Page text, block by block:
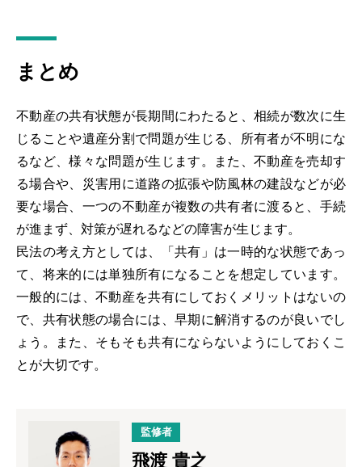
まとめ
不動産の共有状態が長期間にわたると、相続が数次に生
じることや遺産分割で問題が生じる、所有者が不明にな
るなど、様々な問題が生じます。また、不動産を売却す
る場合や、災害用に道路の拡張や防風林の建設などが必
要な場合、一つの不動産が複数の共有者に渡ると、手続
が進まず、対策が遅れるなどの障害が生じます。
民法の考え方としては、「共有」は一時的な状態であっ
て、将来的には単独所有になることを想定しています。
一般的には、不動産を共有にしておくメリットはないの
で、共有状態の場合には、早期に解消するのが良いでし
ょう。また、そもそも共有にならないようにしておくこ
とが大切です。
監修者
飛渡 貴之